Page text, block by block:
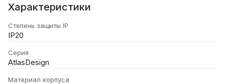
Характеристики
Степень защиты IP
IP20
Серия
AtlasDesign
Материал корпуса